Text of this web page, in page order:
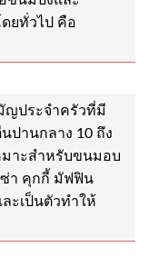
ยทั่วไป คือ
ญประจำครัวที่มี
ปานกลาง 10 ถึง
มาะสำหรับขนมอบ
า คุกกี้ มัฟฟิน
ะเป็นตัวทำให้